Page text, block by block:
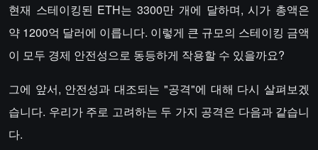
현재 스테이킹된 ETH는 3300만 개에 달하며, 시가 총액은
약 1200억 달러에 이릅니다. 이렇게 큰 규모의 스테이킹 금액
이 모두 경제 안전성으로 동등하게 작용할 수 있을까요?
그에 앞서, 안전성과 대조되는 "공격"에 대해 다시 살펴보겠
습니다. 우리가 주로 고려하는 두 가지 공격은 다음과 같습니
다.